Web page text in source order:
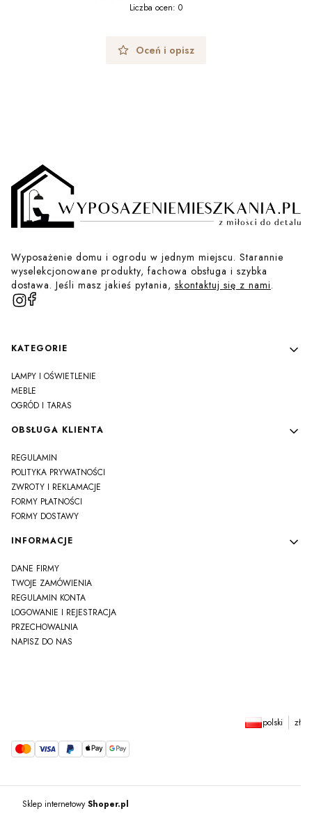
Liczba ocen: 0
Oceń i opisz
Wyposażenie domu i ogrodu w jednym miejscu. Starannie
wyselekcjonowane produkty, fachowa obsługa i szybka
dostawa. Jeśli masz jakieś pytania, skontaktuj się z nami.
Linki w stopce
KATEGORIE
LAMPY I OŚWIETLENIE
MEBLE
OGRÓD I TARAS
OBSŁUGA KLIENTA
REGULAMIN
POLITYKA PRYWATNOŚCI
ZWROTY I REKLAMACJE
FORMY PŁATNOŚCI
FORMY DOSTAWY
INFORMACJE
DANE FIRMY
TWOJE ZAMÓWIENIA
REGULAMIN KONTA
LOGOWANIE I REJESTRACJA
PRZECHOWALNIA
NAPISZ DO NAS
polski zł
Sklep internetowyShoper.pl